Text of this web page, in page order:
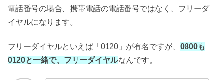
電話番号の場合、携帯電話の電話番号ではなく、フリーダ
イヤルになります。
フリーダイヤルといえば「0120」が有名ですが、 0800も
0120と一緒で、フリーダイヤルなんです。